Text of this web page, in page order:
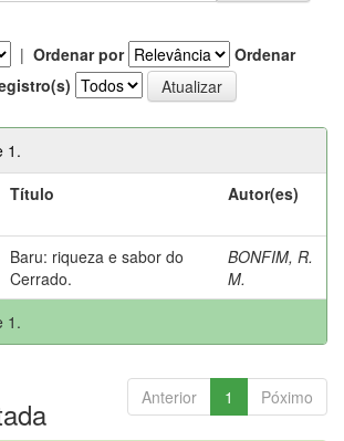
| Ordenar por
Ordenar
1.
Título Autor(es)
Baru: riqueza e sabor do
Cerrado.
BONFIM, R.
M.
1.
Anterior 1 Póximo